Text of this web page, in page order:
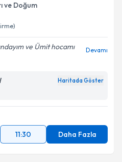
ve Doğum
ve Ümit hocamı
Devamı
Haritada Göster
11:30 Daha Fazla